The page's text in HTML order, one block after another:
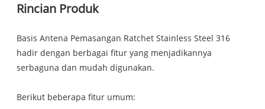
Rincian Produk
Basis Antena Pemasangan Ratchet Stainless Steel 316
hadir dengan berbagai fitur yang menjadikannya
serbaguna dan mudah digunakan.
Berikut beberapa fitur umum: